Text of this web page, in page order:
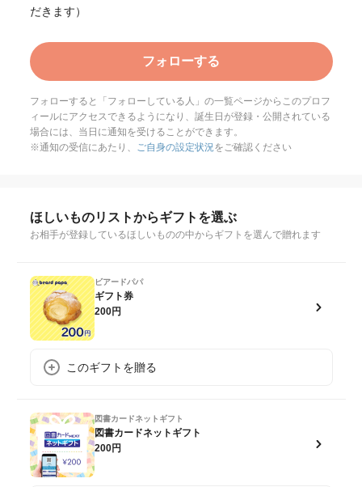
だきます）
フォローする
フォローすると「フォローしている人」の一覧ページからこのプロフ
ィールにアクセスできるようになり、誕生日が登録・公開されている
場合には、当日に通知を受けることができます。
※通知の受信にあたり、
ご自身の設定状況をご確認ください
ほしいものリストからギフトを選ぶ
お相手が登録しているほしいものの中からギフトを選んで贈れます
ビアードパパ
ギフト券
200円
このギフトを贈る
図書カードネットギフト
図書カードネットギフト
200円